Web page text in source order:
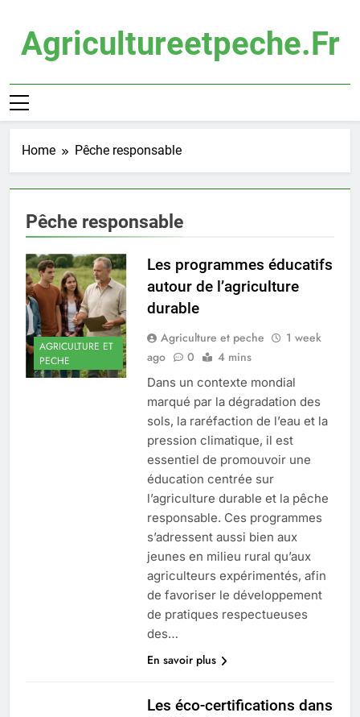
contentAgricultureetpeche.fr
Home Pêche responsable
Pêche responsable
AGRICULTURE ET
PECHE
Les programmes éducatifs
autour de l’agriculture
durable
Agriculture et peche
1 week
ago
0 4 mins
Dans un contexte mondial
marqué par la dégradation des
sols, la raréfaction de l’eau et la
pression climatique, il est
essentiel de promouvoir une
éducation centrée sur
l’agriculture durable et la pêche
responsable. Ces programmes
s’adressent aussi bien aux
jeunes en milieu rural qu’aux
agriculteurs expérimentés, afin
de favoriser le développement
de pratiques respectueuses
des…
En savoir plus
Les éco-certifications dans